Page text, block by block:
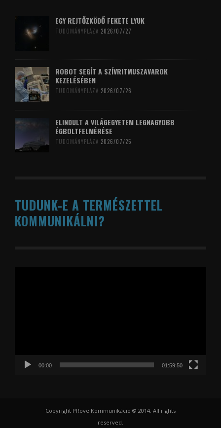
EGY REJTŐZKÖDŐ FEKETE LYUK
TUDOMÁNYPLÁZA 2026/07/27
ROBOT SEGÍT A SZÍVRITMUSZAVAROK
KEZELÉSÉBEN
TUDOMÁNYPLÁZA 2026/07/26
ELINDULT A VILÁGEGYETEM LEGNAGYOBB
ÉGBOLTFELMÉRÉSE
TUDOMÁNYPLÁZA 2026/07/25
TUDUNK-E A TERMÉSZETTEL
KOMMUNIKÁLNI?
00:00 01:59:50
Copyright PRove Kommunikáció © 2014. All rights
reserved.